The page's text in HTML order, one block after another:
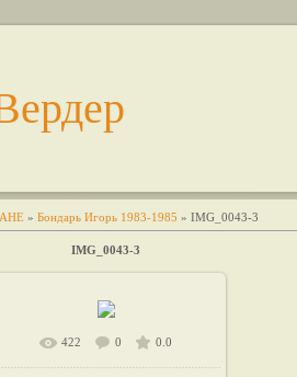
» Бондарь Игорь 1983-1985 » IMG_0043-3
IMG_0043-3
В реальном размере 733x1107
422 0 0.0